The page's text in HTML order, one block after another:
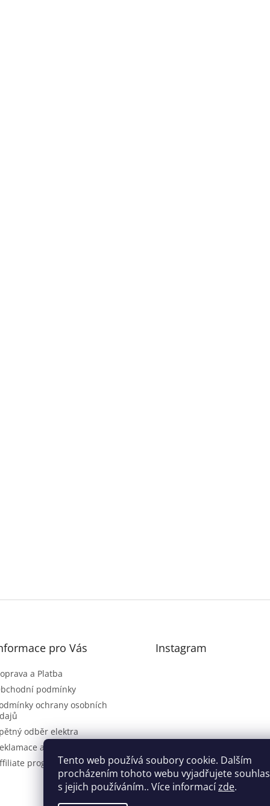
Tento web používá soubory cookie. Dalším
procházením tohoto webu vyjadřujete souhlas
s jejich používáním.. Více informacízde.
pro Vás
a Platba
podmínky
ochrany osobních
odběr elektra
a vrácení zboží
program
Instagram